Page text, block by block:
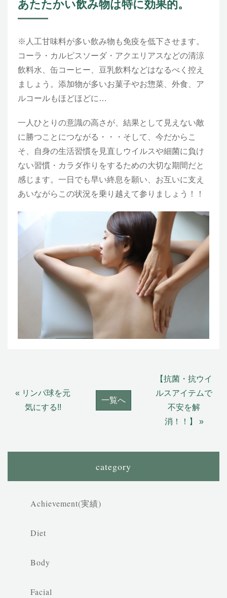
あたたかい飲み物は特に効果的。
※人工甘味料が多い飲み物も免疫を低下させます。
コーラ・カルピスソーダ・アクエリアスなどの清涼
飲料水、缶コーヒー、豆乳飲料などはなるべく控え
ましょう。添加物が多いお菓子やお惣菜、外食、ア
ルコールもほどほどに…
一人ひとりの意識の高さが、結果として見えない敵
に勝つことにつながる・・・そして、今だからこ
そ、自身の生活習慣を見直しウイルスや細菌に負け
ない習慣・カラダ作りをするための大切な期間だと
感じます。一日でも早い終息を願い、お互いに支え
あいながらこの状況を乗り越えて参りましょう！！
« リンパ球を元
気にする!!
一覧へ
【抗菌・抗ウイ
ルスアイテムで
不安を解
消！！】 »
category
Achievement(実績)
Diet
Body
Facial